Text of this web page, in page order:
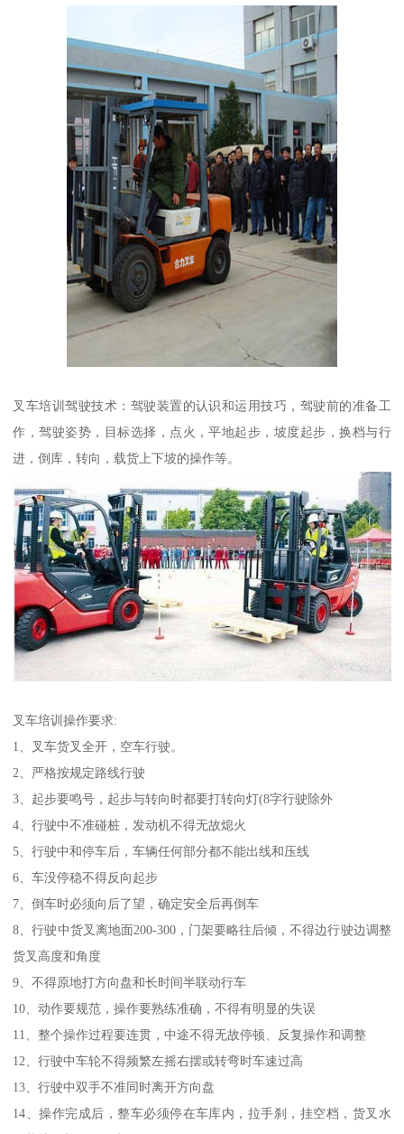
叉车培训驾驶技术：驾驶装置的认识和运用技巧，驾驶前的准备工
作，驾驶姿势，目标选择，点火，平地起步，坡度起步，换档与行
进，倒库，转向，载货上下坡的操作等。
叉车培训操作要求:
1、叉车货叉全开，空车行驶。
2、严格按规定路线行驶
3、起步要鸣号，起步与转向时都要打转向灯(8字行驶除外
4、行驶中不准碰桩，发动机不得无故熄火
5、行驶中和停车后，车辆任何部分都不能出线和压线
6、车没停稳不得反向起步
7、倒车时必须向后了望，确定安全后再倒车
8、行驶中货叉离地面200-300，门架要略往后倾，不得边行驶边调整
货叉高度和角度
9、不得原地打方向盘和长时间半联动行车
10、动作要规范，操作要熟练准确，不得有明显的失误
11、整个操作过程要连贯，中途不得无故停顿、反复操作和调整
12、行驶中车轮不得频繁左摇右摆或转弯时车速过高
13、行驶中双手不准同时离开方向盘
14、操作完成后，整车必须停在车库内，拉手刹，挂空档，货叉水